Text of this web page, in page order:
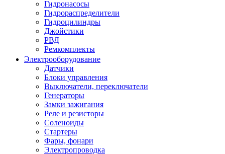
Гидронасосы
Гидрораспределители
Гидроцилиндры
Джойстики
РВД
Ремкомплекты
Электрооборудование
Датчики
Блоки управления
Выключатели, переключатели
Генераторы
Замки зажигания
Реле и резисторы
Соленоиды
Стартеры
Фары, фонари
Электропроводка